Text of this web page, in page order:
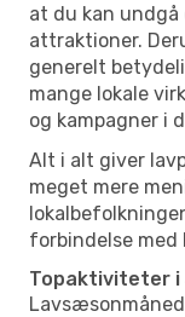
at du kan
attraktioner.
generelt
mange lokale
og kampagner i
Alt i alt giver
meget mere
forbindelse med
Topaktiviteter i